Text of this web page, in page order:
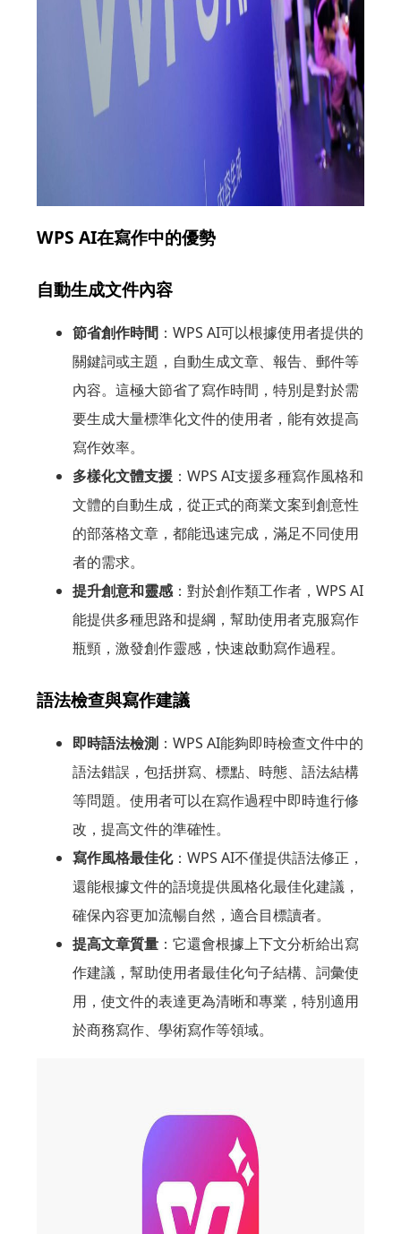
WPS AI在寫作中的優勢
自動生成文件內容
節省創作時間：WPS AI可以根據使用者提供的
關鍵詞或主題，自動生成文章、報告、郵件等
內容。這極大節省了寫作時間，特別是對於需
要生成大量標準化文件的使用者，能有效提高
寫作效率。
多樣化文體支援：WPS AI支援多種寫作風格和
文體的自動生成，從正式的商業文案到創意性
的部落格文章，都能迅速完成，滿足不同使用
者的需求。
提升創意和靈感：對於創作類工作者，WPS AI
能提供多種思路和提綱，幫助使用者克服寫作
瓶頸，激發創作靈感，快速啟動寫作過程。
語法檢查與寫作建議
即時語法檢測：WPS AI能夠即時檢查文件中的
語法錯誤，包括拼寫、標點、時態、語法結構
等問題。使用者可以在寫作過程中即時進行修
改，提高文件的準確性。
寫作風格最佳化：WPS AI不僅提供語法修正，
還能根據文件的語境提供風格化最佳化建議，
確保內容更加流暢自然，適合目標讀者。
提高文章質量：它還會根據上下文分析給出寫
作建議，幫助使用者最佳化句子結構、詞彙使
用，使文件的表達更為清晰和專業，特別適用
於商務寫作、學術寫作等領域。